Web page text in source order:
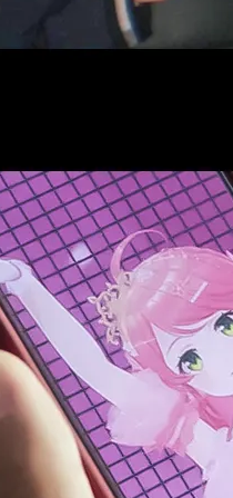
ADVERTISING
SHOP
シー
お願い
イン